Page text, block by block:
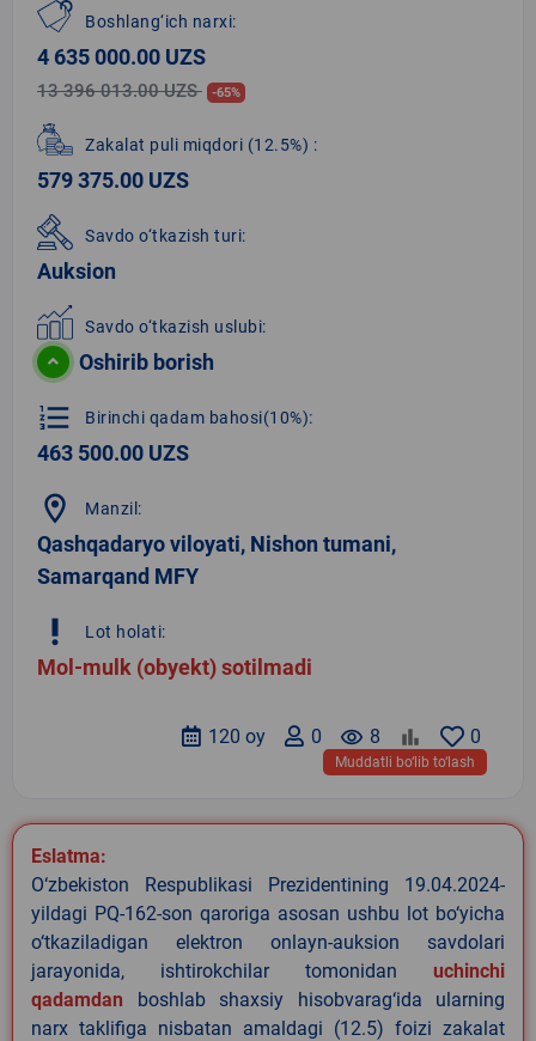
Boshlang‘ich narxi:
4 635 000.00 UZS
13 396 013.00 UZS -65%
Zakalat puli miqdori (12.5%) :
579 375.00 UZS
Savdo o‘tkazish turi:
Auksion
Savdo o‘tkazish uslubi:
Oshirib borish
format_list_numbered Birinchi qadam bahosi(10%):
463 500.00 UZS
location_on Manzil:
Qashqadaryo viloyati, Nishon tumani,
Samarqand MFY
priority_high Lot holati:
Mol-mulk (obyekt) sotilmadi
0
remove_red_eye 8
0
120 oy
Muddatli bo‘lib to‘lash
Eslatma:
O‘zbekiston Respublikasi Prezidentining 19.04.2024-
yildagi PQ-162-son qaroriga asosan ushbu lot bo‘yicha
o‘tkaziladigan elektron onlayn-auksion savdolari
jarayonida, ishtirokchilar tomonidan uchinchi
qadamdan boshlab shaxsiy hisobvarag‘ida ularning
narx taklifiga nisbatan amaldagi (12.5) foizi zakalat